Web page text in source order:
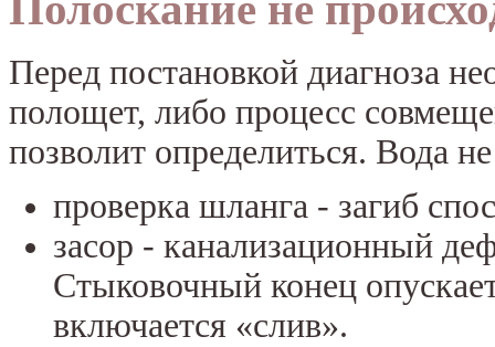
Перед постановкой диагноза
полощет, либо процесс
позволит определиться. Вода
проверка шланга - загиб
засор - канализационный
Стыковочный конец
включается «слив».